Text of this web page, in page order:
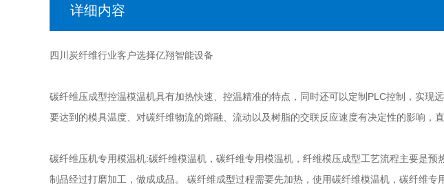
详细内容
四川炭纤维行业客户选择亿翔智能设备
碳纤维压成型控温模温机具有加热快速、控温精准的特点，同时还可以定制PLC控制，实现
要达到的模具温度、对碳纤维物流的熔融、流动以及树脂的交联反应速度有决定性的影响，
碳纤维压机专用模温机:碳纤维模温机，碳纤维专用模温机，纤维模压成型工艺流程主要是
制品经过打磨加工，做成成品。 碳纤维成型过程需要先加热，使用碳纤维模温机，碳纤维